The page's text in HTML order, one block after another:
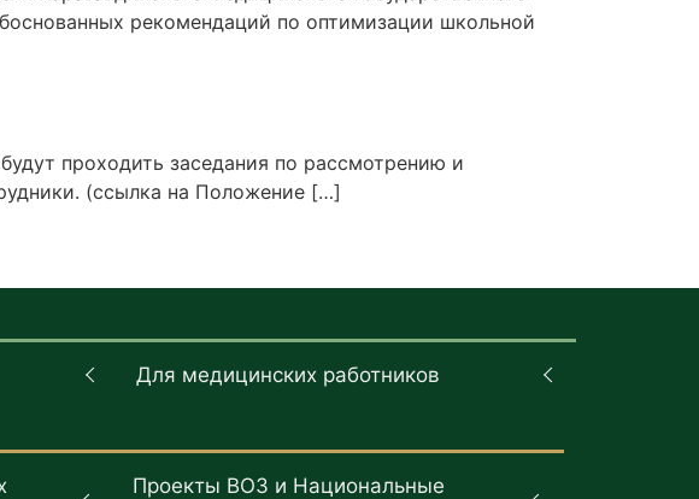
рекомендаций по оптимизации школьной
проходить заседания по рассмотрению и
(ссылка на Положение […]
Для медицинских работников
Проекты ВОЗ и Национальные